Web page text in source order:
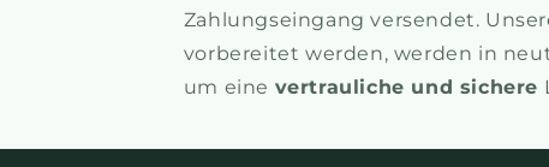
Zahlungseingang versendet.
vorbereitet werden, werden in
um eine vertrauliche und sichere